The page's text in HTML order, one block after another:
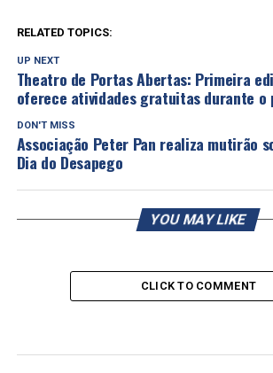
RELATED TOPICS:
UP NEXT
Theatro de Portas Abertas: Primeira
oferece atividades gratuitas durante o
DON'T MISS
Associação Peter Pan realiza mutirão
Dia do Desapego
YOU MAY LIKE
CLICK TO COMMENT